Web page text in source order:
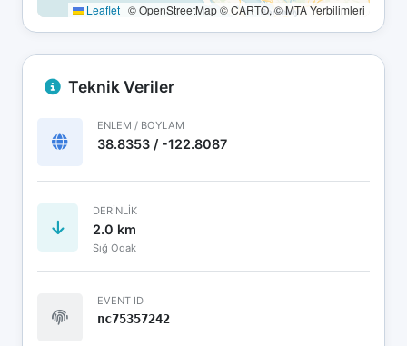
Leaflet | © OpenStreetMap © CARTO, © MTA Yerbilimleri
Teknik Veriler
ENLEM / BOYLAM
38.8353 / -122.8087
DERINLIK
2.0 km
Sığ Odak
EVENT ID
nc75357242